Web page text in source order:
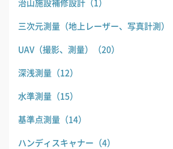
三次元測量（地上レーザー、写真計測）
UAV（撮影、測量）
（20）
深浅測量 （12）
水準測量 （15）
基準点測量 （14）
ハンディスキャナー （4）